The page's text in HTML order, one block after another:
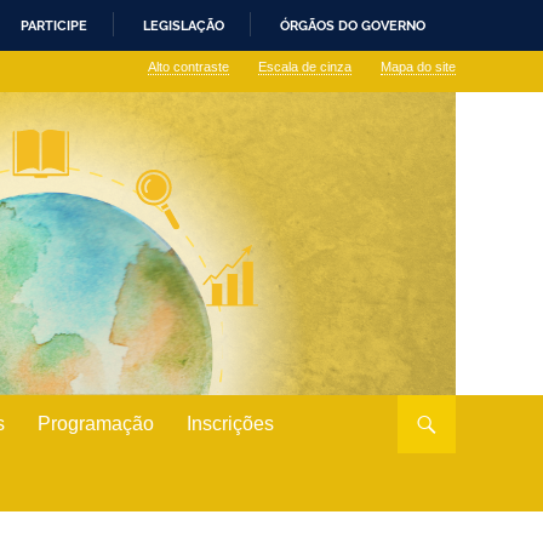
PARTICIPE LEGISLAÇÃO ÓRGÃOS DO GOVERNO
Alto contraste Escala de cinza Mapa do site
Programação Inscrições